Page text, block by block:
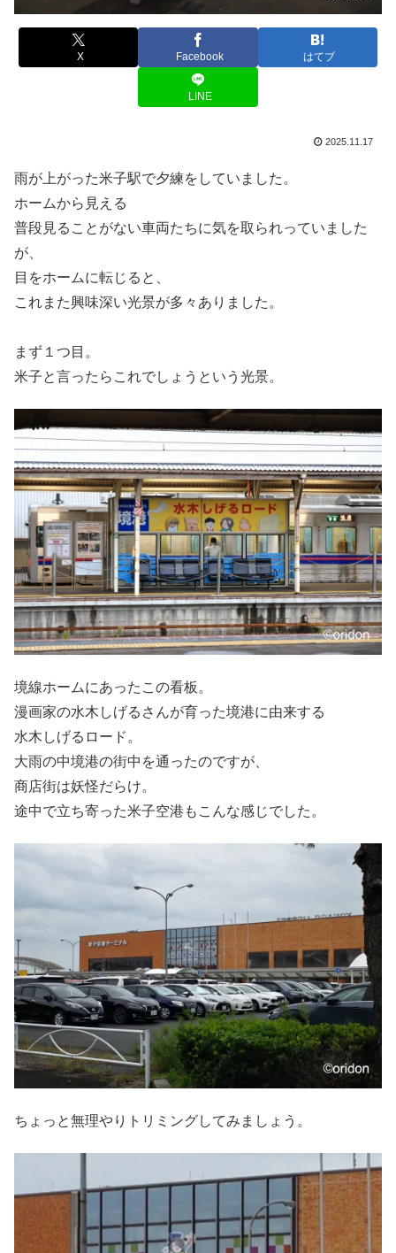
X Facebook はてブ
LINE
2025.11.17
雨が上がった米子駅で夕練をしていました。
ホームから見える
普段見ることがない車両たちに気を取られっていました
が、
目をホームに転じると、
これまた興味深い光景が多々ありました。
まず１つ目。
米子と言ったらこれでしょうという光景。
境線ホームにあったこの看板。
漫画家の水木しげるさんが育った境港に由来する
水木しげるロード。
大雨の中境港の街中を通ったのですが、
商店街は妖怪だらけ。
途中で立ち寄った米子空港もこんな感じでした。
ちょっと無理やりトリミングしてみましょう。